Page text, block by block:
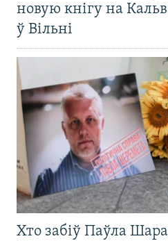
новую кнігу на
ў Вільні
Хто забіў Паўла